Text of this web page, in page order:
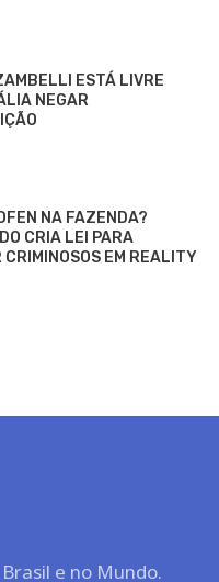
ESTÁ LIVRE
NEGAR
NA FAZENDA?
CRIA LEI PARA
CRIMINOSOS EM REALITY
e no Mundo.